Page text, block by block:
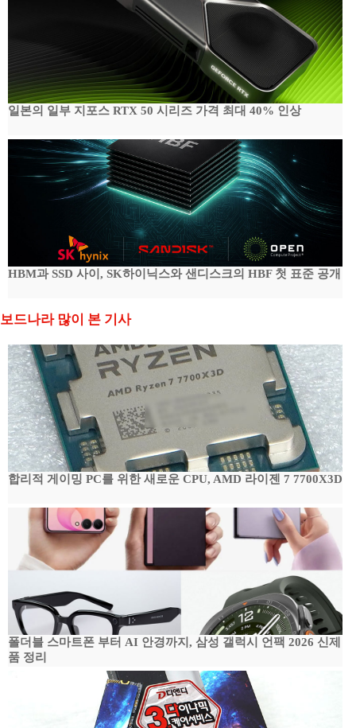
일본의 일부 지포스 RTX 50 시리즈 가격 최대 40% 인상
HBM과 SSD 사이, SK하이닉스와 샌디스크의 HBF 첫 표준 공개
보드나라 많이 본 기사
합리적 게이밍 PC를 위한 새로운 CPU, AMD 라이젠 7 7700X3D
폴더블 스마트폰 부터 AI 안경까지, 삼성 갤럭시 언팩 2026 신제
품 정리